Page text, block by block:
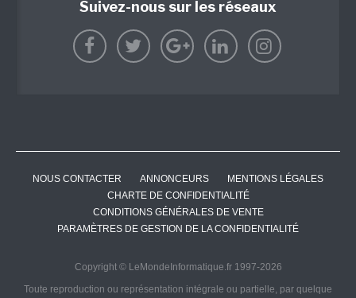
Suivez-nous sur les réseaux
NOUS CONTACTER ANNONCEURS
MENTIONS LÉGALES
CHARTE DE CONFIDENTIALITÉ
CONDITIONS GÉNÉRALES DE VENTE
PARAMÈTRES DE GESTION DE LA CONFIDENTIALITÉ
Copyright © LeMondeInformatique.fr 1997-2026
Toute reproduction ou représentation intégrale ou partielle, par quelque